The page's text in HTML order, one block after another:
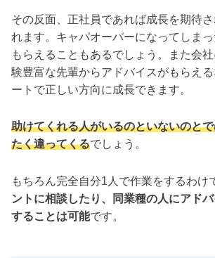
その反面、正社員であれば成長を期待
れます。キャパオーバーになってしま
もらえることもあるでしょう。また会
験豊富な先輩からアドバイスがもらえ
ートで正しい方向に成長できます。
助けてくれる人がいるのといないのと
たく違ってくるでしょう。
もちろん完全自分1人で作業をするわけ
ントに相談したり、同業種の人にアド
することは可能です。